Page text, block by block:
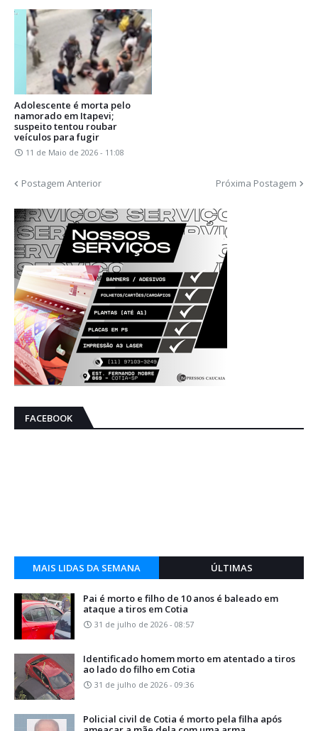
Adolescente é morta pelo
namorado em Itapevi;
suspeito tentou roubar
veículos para fugir
11 de Maio de 2026 - 11:08
Postagem Anterior Próxima Postagem
FACEBOOK
MAIS LIDAS DA SEMANA ÚLTIMAS
Pai é morto e filho de 10 anos é baleado em
ataque a tiros em Cotia
31 de julho de 2026 - 08:57
Identificado homem morto em atentado a tiros
ao lado do filho em Cotia
31 de julho de 2026 - 09:36
Policial civil de Cotia é morto pela filha após